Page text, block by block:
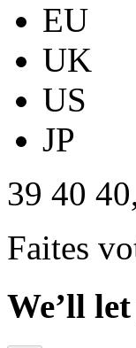
EU
UK
US
JP
39 40
Faites
We’ll